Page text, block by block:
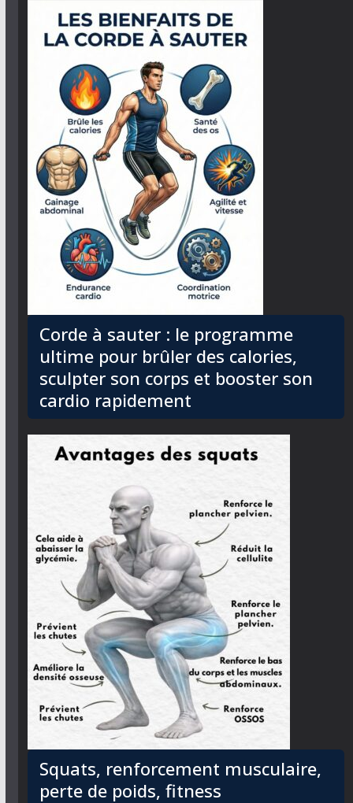
Corde à sauter : le programme
ultime pour brûler des calories,
sculpter son corps et booster son
cardio rapidement
Squats, renforcement musculaire,
perte de poids, fitness